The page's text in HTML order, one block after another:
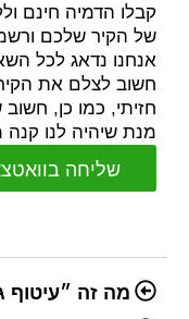
שליחה
קבלו הדמיה חינם
אנחנו נדאג לכל
חשוב לצלם את הקיר
חזיתי, כמו כן,
מנת שיהיה לנו
מה זה ״עיטוף